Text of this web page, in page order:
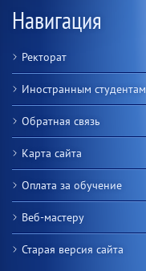
Навигация
Ректорат
Иностранным студентам
Обратная связь
Карта сайта
Оплата за обучение
Веб-мастеру
Старая версия сайта